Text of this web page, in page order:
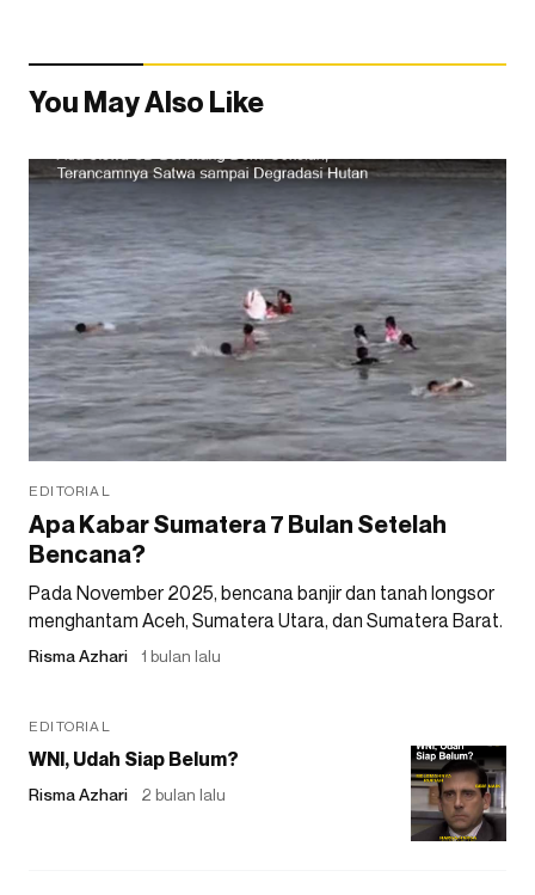
You May Also Like
EDITORIAL
Apa Kabar Sumatera 7 Bulan Setelah
Bencana?
Pada November 2025, bencana banjir dan tanah longsor
menghantam Aceh, Sumatera Utara, dan Sumatera Barat.
Risma Azhari 1 bulan lalu
EDITORIAL
WNI, Udah Siap Belum?
Risma Azhari 2 bulan lalu